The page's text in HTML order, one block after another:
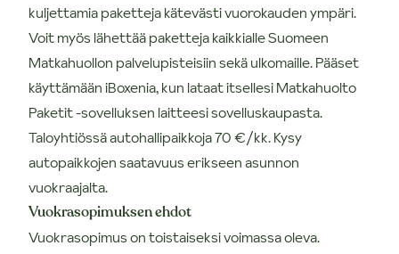
kuljettamia paketteja kätevästi vuorokauden ympäri.
Voit myös lähettää paketteja kaikkialle Suomeen
Matkahuollon palvelupisteisiin sekä ulkomaille. Pääset
käyttämään iBoxenia, kun lataat itsellesi Matkahuolto
Paketit -sovelluksen laitteesi sovelluskaupasta.
Taloyhtiössä autohallipaikkoja 70 €/kk. Kysy
autopaikkojen saatavuus erikseen asunnon
vuokraajalta.
Vuokrasopimuksen ehdot
Vuokrasopimus on toistaiseksi voimassa oleva.